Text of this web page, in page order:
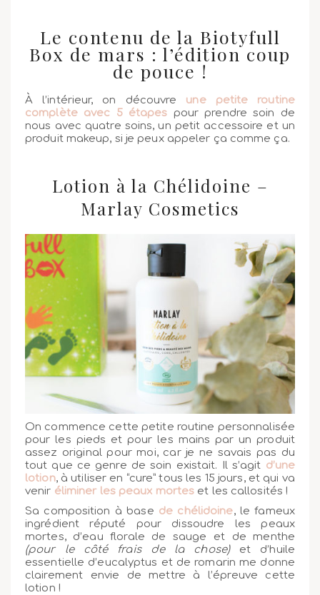
Le contenu de la Biotyfull
Box de mars : l’édition coup
de pouce !
À l’intérieur, on découvre une petite routine
complète avec 5 étapes pour prendre soin de
nous avec quatre soins, un petit accessoire et un
produit makeup, si je peux appeler ça comme ça.
Lotion à la Chélidoine –
Marlay Cosmetics
On commence cette petite routine personnalisée
pour les pieds et pour les mains par un produit
assez original pour moi, car je ne savais pas du
tout que ce genre de soin existait. Il s’agit d’une
lotion, à utiliser en “cure” tous les 15 jours, et qui va
venir éliminer les peaux mortes et les callosités !
Sa composition à base de chélidoine, le fameux
ingrédient réputé pour dissoudre les peaux
mortes, d’eau florale de sauge et de menthe
(pour le côté frais de la chose)et d’huile
essentielle d’eucalyptus et de romarin me donne
clairement envie de mettre à l’épreuve cette
lotion !